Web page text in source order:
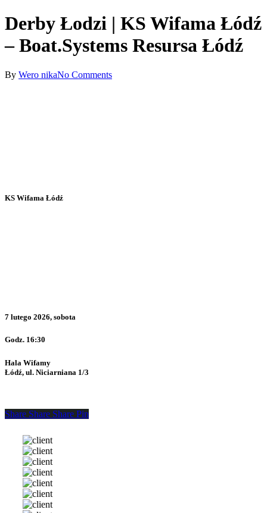
Derby Łodzi | KS Wifama Łódź
– Boat.Systems Resursa Łódź
By Wero nikaNo Comments
KS Wifama Łódź
7 lutego 2026, sobota
Godz. 16:30
Hala Wifamy
Łódź, ul. Niciarniana 1/3
Share
Share Share Share Pin